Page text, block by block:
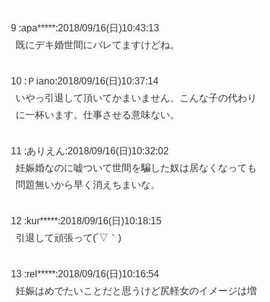
9 :apa*****:2018/09/16(日)10:43:13
既にデキ婚世間にバレてますけどね。
10 : Ｐiano:2018/09/16(日)10:37:14
いやっ引退して頂いてかまいません。こんな子の代わり
に一杯います。仕事させる意味ない。
11 :ありえん:2018/09/16(日)10:32:02
妊娠婚なのに嘘ついて世間を騙した奴は居なくなっても
問題無いから早く消えちまいな。
12 :kur*****:2018/09/16(日)10:18:15
引退して頑張って(´▽｀)
13 :rel*****:2018/09/16(日)10:16:54
妊娠はめでたいことだと思うけど尻軽女のイメージは増